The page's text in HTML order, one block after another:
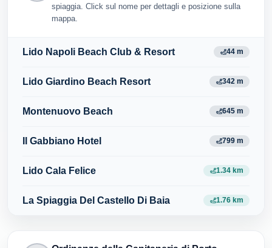
spiaggia. Click sul nome per dettagli e posizione sulla
mappa.
Lido Napoli Beach Club & Resort 44 m
Lido Giardino Beach Resort 342 m
Montenuovo Beach 645 m
Il Gabbiano Hotel 799 m
Lido Cala Felice 1.34 km
La Spiaggia Del Castello Di Baia 1.76 km